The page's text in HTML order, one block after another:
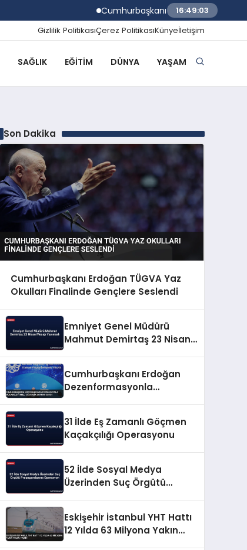
Cumhurbaşkanı Erdoğan TÜGVA Yaz
16:49:03
Gizlilik PolitikasıÇerez PolitikasıKünyeİletişim
SAĞLIK EĞITIM DÜNYA YAŞAM
Son Dakika
Cumhurbaşkanı Erdoğan TÜGVA Yaz
Okulları Finalinde Gençlere Seslendi
Emniyet Genel Müdürü
Mahmut Demirtaş 23 Nisan
Cumhurbaşkanı Erdoğan
Dezenformasyonla
31 İlde Eş Zamanlı Göçmen
Kaçakçılığı Operasyonu
52 İlde Sosyal Medya
Üzerinden Suç Örgütü
Eskişehir İstanbul YHT Hattı
12 Yılda 63 Milyona Yakın